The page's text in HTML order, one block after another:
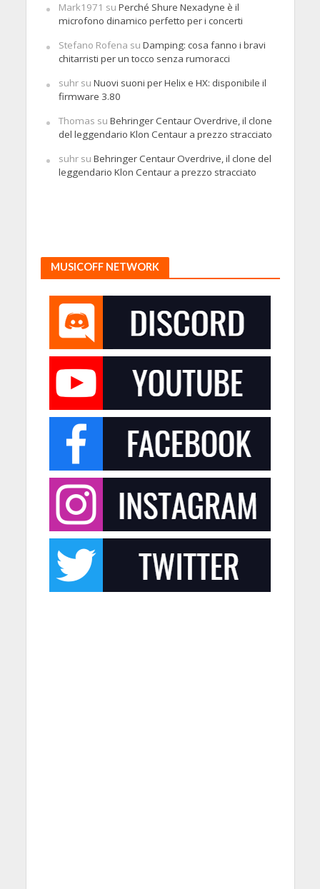
Mark1971 su Perché Shure Nexadyne è il
microfono dinamico perfetto per i concerti
Stefano Rofena su Damping: cosa fanno i bravi
chitarristi per un tocco senza rumoracci
suhrsu Nuovi suoni per Helix e HX: disponibile il
firmware 3.80
Thomas su Behringer Centaur Overdrive, il clone
del leggendario Klon Centaur a prezzo stracciato
suhrsu Behringer Centaur Overdrive, il clone del
leggendario Klon Centaur a prezzo stracciato
MUSICOFF NETWORK